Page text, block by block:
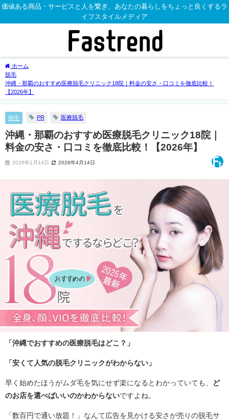
価値ある商品・サービスと人を繋ぎ、あなたの暮らしをちょっと良くするラ
イフスタイルメディア
ホーム
脱毛
沖縄・那覇のおすすめ医療脱毛クリニック18院｜料金の安さ・口コミを徹底比較！
【2026年】
脱毛 PR 医療脱毛
沖縄・那覇のおすすめ医療脱毛クリニック18院｜
料金の安さ・口コミを徹底比較！【2026年】
2026年1月14日 2026年4月14日
「沖縄でおすすめの医療脱毛はどこ？」
「安くて人気の脱毛クリニックがわからない」
早く始めたほうがムダ毛を気にせず楽になるとわかっていても、
ど
のお店を選べばいいのかわからないですよね。
「数百円で通い放題！」なんて広告を見かける安さが売りの脱毛サ